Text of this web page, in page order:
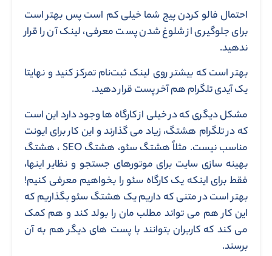
احتمال فالو کردن پیج شما خیلی کم است پس بهتر است
برای جلوگیری از شلوغ شدن پست معرفی، لینک آن را قرار
ندهید.
بهتر است که بیشتر روی لینک ثبت‌نام تمرکز کنید و نهایتا
یک آیدی تلگرام هم آخر پست قرار دهید.
مشکل دیگری که در خیلی از کارگاه ها وجود دارد این است
که در تلگرام هشتگ، زیاد می گذارند و این کار برای ایونت
مناسب نیست. مثلاً هشتگ سئو، هشتگ SEO ، هشتگ
بهینه سازی سایت برای موتورهای جستجو و نظایر اینها،
فقط برای اینکه یک کارگاه سئو را بخواهیم معرفی کنیم!
بهتر است در متنی که داریم یک هشتگ سئو بگذاریم که
این کار هم می تواند مطلب مان را بولد کند و هم کمک
می کند که کاربران بتوانند با پست های دیگر هم به آن
برسند.